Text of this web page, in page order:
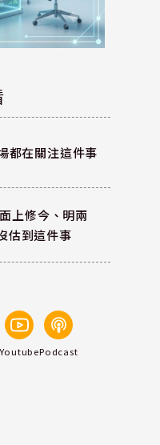
都在關注這件事
上修今、明兩
估到這件事
YoutubePodcast